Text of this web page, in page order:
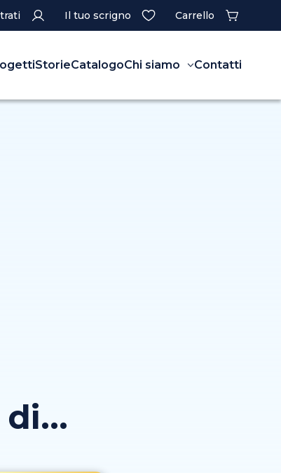
Il tuo scrigno Carrello
StorieCatalogoChi siamo Contatti